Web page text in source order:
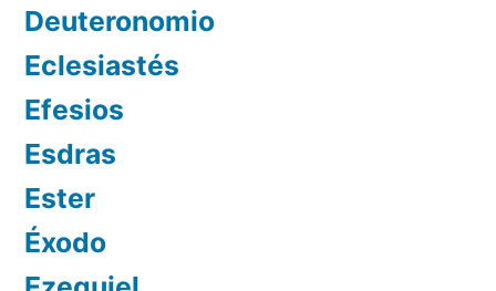
Deuteronomio
Eclesiastés
Efesios
Esdras
Ester
Éxodo